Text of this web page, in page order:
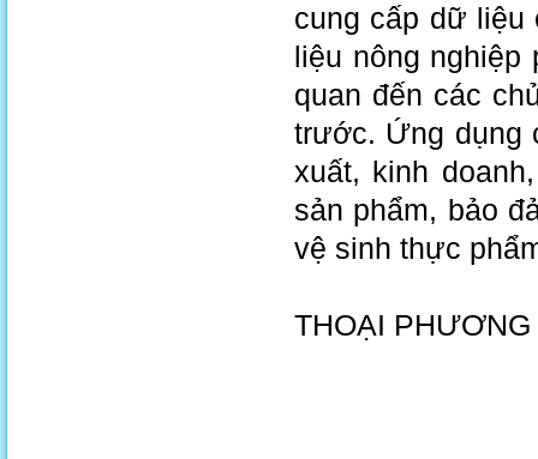
cung cấp dữ
liệu nông nghiệp
quan đến các
trước. Ứng dụng
xuất, kinh
sản phẩm, bảo
vệ sinh thực
THOẠI